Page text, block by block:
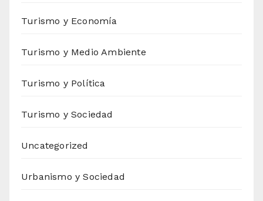
Turismo y Economía
Turismo y Medio Ambiente
Turismo y Política
Turismo y Sociedad
Uncategorized
Urbanismo y Sociedad